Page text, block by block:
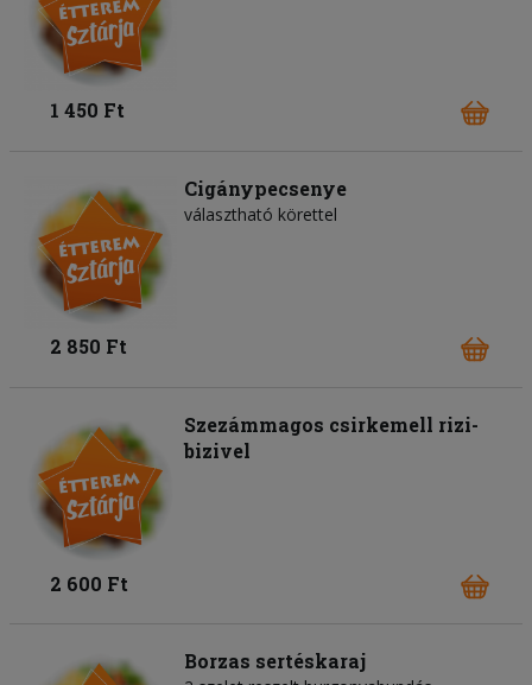
1 450 Ft
Cigánypecsenye
választható körettel
2 850 Ft
Szezámmagos csirkemell rizi-
bizivel
2 600 Ft
Borzas sertéskaraj